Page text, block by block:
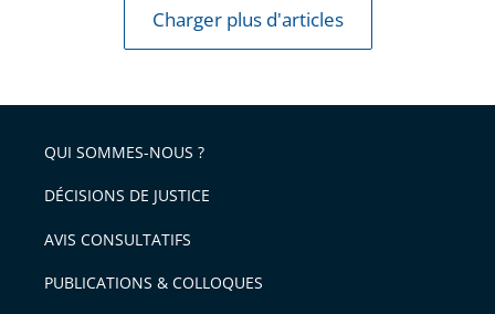
Charger plus d'articles
QUI SOMMES-NOUS ?
DÉCISIONS DE JUSTICE
AVIS CONSULTATIFS
PUBLICATIONS & COLLOQUES